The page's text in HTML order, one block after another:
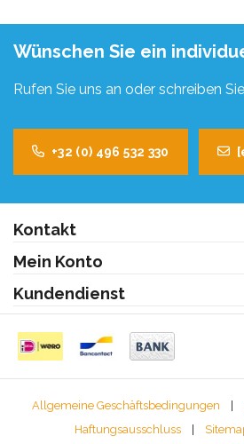
Wünschen Sie ein
Rufen Sie uns an oder schreiben
+32 (0) 496 532 330
Kontakt
Mein Konto
Kundendienst
Allgemeine Geschäftsbedingungen |
Haftungsausschluss
|